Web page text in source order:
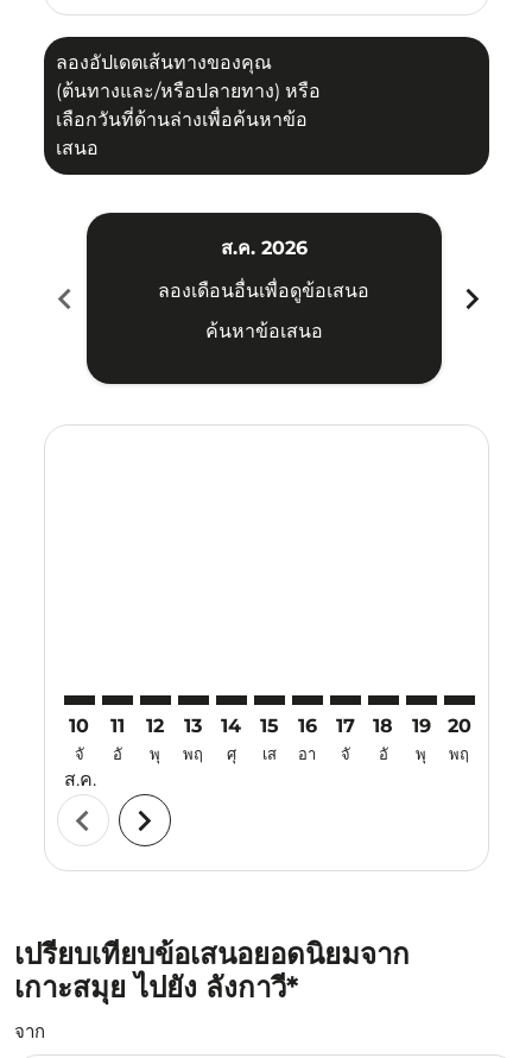
ลองอัปเดตเส้นทางของคุณ
(ต้นทางและ/หรือปลายทาง) หรือ
เลือกวันที่ด้านล่างเพื่อค้นหาข้อ
เสนอ
chevron_left
ส.ค. 2026
ลองเดือนอื่นเพื่อดูข้อเสนอ
ค้นหาข้อเสนอ
chevron_right
10
จั
ส.ค.
11
อั
12
พุ
13
พฤ
14
ศุ
15
เส
16
อา
17
จั
18
อั
19
พุ
20
พฤ
chevron_left chevron_right
เปรียบเทียบข้อเสนอยอดนิยมจาก
เกาะสมุย ไปยัง ลังกาวี*
จาก